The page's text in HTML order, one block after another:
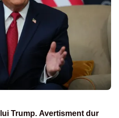
Trump. Avertisment dur